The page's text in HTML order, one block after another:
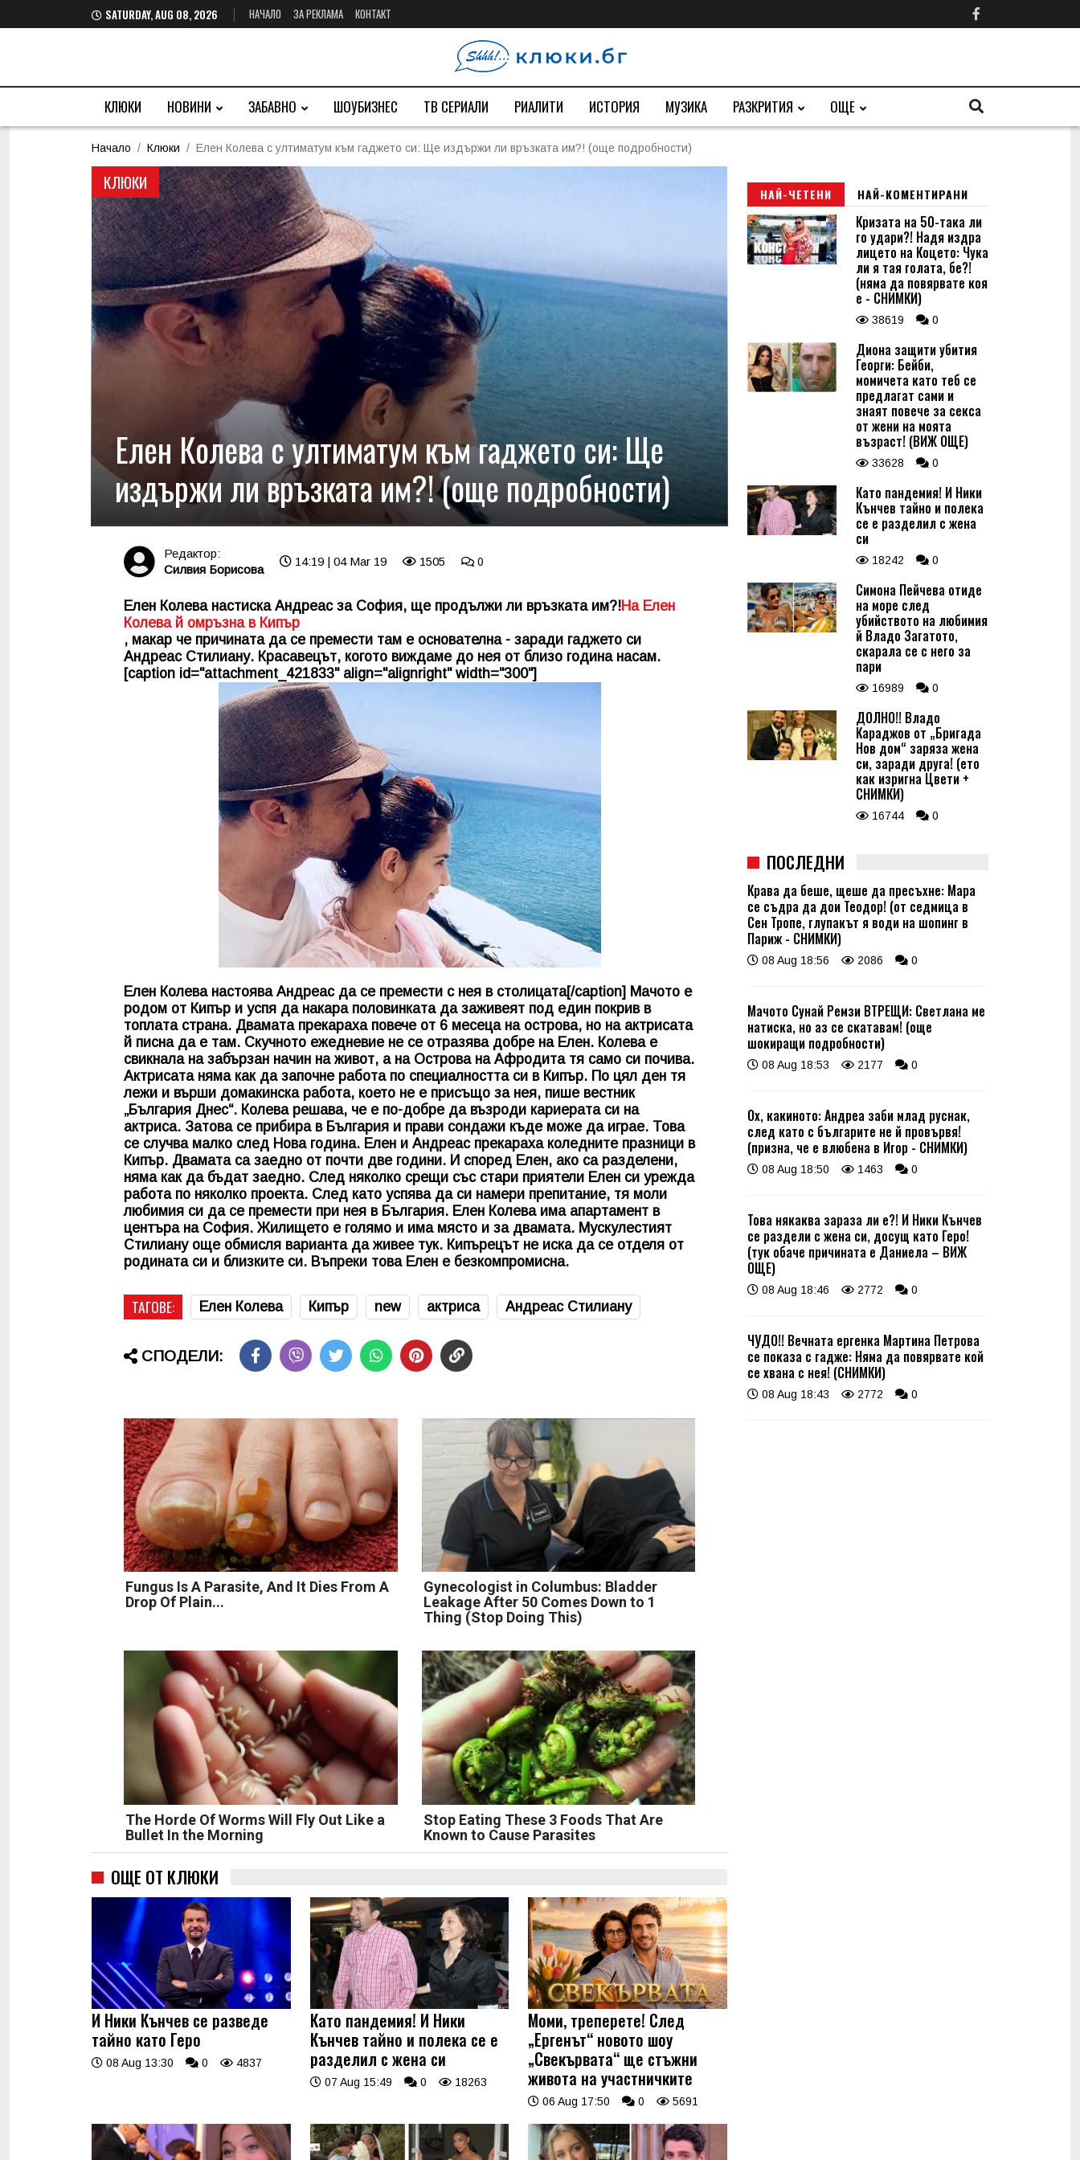
SATURDAY, AUG 08, 2026 НАЧАЛО ЗА РЕКЛАМА КОНТАКТ
КЛЮКИ НОВИНИ ЗАБАВНО ШОУБИЗНЕС ТВ СЕРИАЛИ РИАЛИТИ ИСТОРИЯ МУЗИКА РАЗКРИТИЯ ОЩЕ
Начало Клюки Елен Колева с ултиматум към гаджето си: Ще издържи ли връзката им?! (още подробности)
КЛЮКИ
Елен Колева с ултиматум към гаджето си: Ще
издържи ли връзката им?! (още подробности)
Редактор:
Силвия Борисова
14:19 | 04 Mar 19 1505 0
Елен Колева настиска Андреас за София, ще продължи ли връзката им?!На Елен
Колева й омръзна в Кипър
, макар че причината да се премести там е основателна - заради гаджето си
Андреас Стилиану. Красавецът, когото виждаме до нея от близо година насам.
[caption id="attachment_421833" align="alignright" width="300"]
Елен Колева настоява Андреас да се премести с нея в столицата[/caption] Мачото е
родом от Кипър и успя да накара половинката да заживеят под един покрив в
топлата страна. Двамата прекараха повече от 6 месеца на острова, но на актрисата
й писна да е там. Скучното ежедневие не се отразява добре на Елен. Колева е
свикнала на забързан начин на живот, а на Острова на Афродита тя само си почива.
Актрисата няма как да започне работа по специалността си в Кипър. По цял ден тя
лежи и върши домакинска работа, което не е присъщо за нея, пише вестник
„България Днес“. Колева решава, че е по-добре да възроди кариерата си на
актриса. Затова се прибира в България и прави сондажи къде може да играе. Това
се случва малко след Нова година. Елен и Андреас прекараха коледните празници в
Кипър. Двамата са заедно от почти две години. И според Елен, ако са разделени,
няма как да бъдат заедно. След няколко срещи със стари приятели Елен си урежда
работа по няколко проекта. След като успява да си намери препитание, тя моли
любимия си да се премести при нея в България. Елен Колева има апартамент в
центъра на София. Жилището е голямо и има място и за двамата. Мускулестият
Стилиану още обмисля варианта да живее тук. Кипърецът не иска да се отделя от
родината си и близките си. Въпреки това Елен е безкомпромисна.
ТАГОВЕ: Елен Колева Кипър new актриса Андреас Стилиану
СПОДЕЛИ:
Fungus Is A Parasite, And It Dies From A
Drop Of Plain...
Gynecologist in Columbus: Bladder
Leakage After 50 Comes Down to 1
Thing (Stop Doing This)
The Horde Of Worms Will Fly Out Like a
Bullet In the Morning
Stop Eating These 3 Foods That Are
Known to Cause Parasites
ОЩЕ ОТ КЛЮКИ
И Ники Кънчев се разведе
тайно като Геро
08 Aug 13:30 0 4837
Като пандемия! И Ники
Кънчев тайно и полека се е
разделил с жена си
07 Aug 15:49 0 18263
Моми, треперете! След
„Ергенът“ новото шоу
„Свекървата“ ще стъжни
живота на участничките
06 Aug 17:50 0 5691
НАЙ-ЧЕТЕНИ НАЙ-КОМЕНТИРАНИ
Кризата на 50-така ли
го удари?! Надя издра
лицето на Коцето: Чука
ли я тая голата, бе?!
(няма да повярвате коя
е - СНИМКИ)
38619 0
Диона защити убития
Георги: Бейби,
момичета като теб се
предлагат сами и
знаят повече за секса
от жени на моята
възраст! (ВИЖ ОЩЕ)
33628 0
Като пандемия! И Ники
Кънчев тайно и полека
се е разделил с жена
си
18242 0
Симона Пейчева отиде
на море след
убийството на любимия
й Владо Загатото,
скарала се с него за
пари
16989 0
ДОЛНО!! Владо
Караджов от „Бригада
Нов дом“ заряза жена
си, заради друга! (ето
как изригна Цвети +
СНИМКИ)
16744 0
ПОСЛЕДНИ
Крава да беше, щеше да пресъхне: Мара
се съдра да дои Теодор! (от седмица в
Сен Тропе, глупакът я води на шопинг в
Париж - СНИМКИ)
08 Aug 18:56 2086 0
Мачото Сунай Ремзи ВТРЕЩИ: Светлана ме
натиска, но аз се скатавам! (още
шокиращи подробности)
08 Aug 18:53 2177 0
Ох, какиното: Андреа заби млад руснак,
след като с българите не й провървя!
(призна, че е влюбена в Игор - СНИМКИ)
08 Aug 18:50 1463 0
Това някаква зараза ли е?! И Ники Кънчев
се раздели с жена си, досущ като Геро!
(тук обаче причината е Даниела – ВИЖ
ОЩЕ)
08 Aug 18:46 2772 0
ЧУДО!! Вечната ергенка Мартина Петрова
се показа с гадже: Няма да повярвате кой
се хвана с нея! (СНИМКИ)
08 Aug 18:43 2772 0